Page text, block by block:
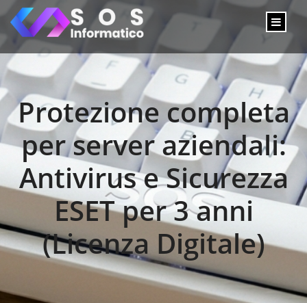
Protezione completa
per server aziendali:
Antivirus e Sicurezza
ESET per 3 anni
(Licenza Digitale)